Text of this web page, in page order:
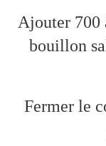
Ajouter 700
bouillon
Fermer le